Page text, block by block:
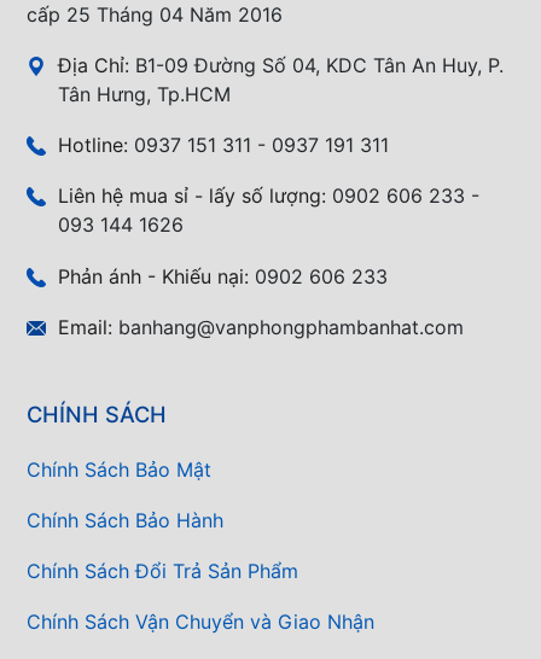
cấp 25 Tháng 04 Năm 2016
Địa Chỉ: B1-09 Đường Số 04, KDC Tân An Huy, P.
Tân Hưng, Tp.HCM
Hotline: 0937 151 311 - 0937 191 311
Liên hệ mua sỉ - lấy số lượng: 0902 606 233 -
093 144 1626
Phản ánh - Khiếu nại: 0902 606 233
Email: banhang@vanphongphambanhat.com
CHÍNH SÁCH
Chính Sách Bảo Mật
Chính Sách Bảo Hành
Chính Sách Đổi Trả Sản Phẩm
Chính Sách Vận Chuyển và Giao Nhận